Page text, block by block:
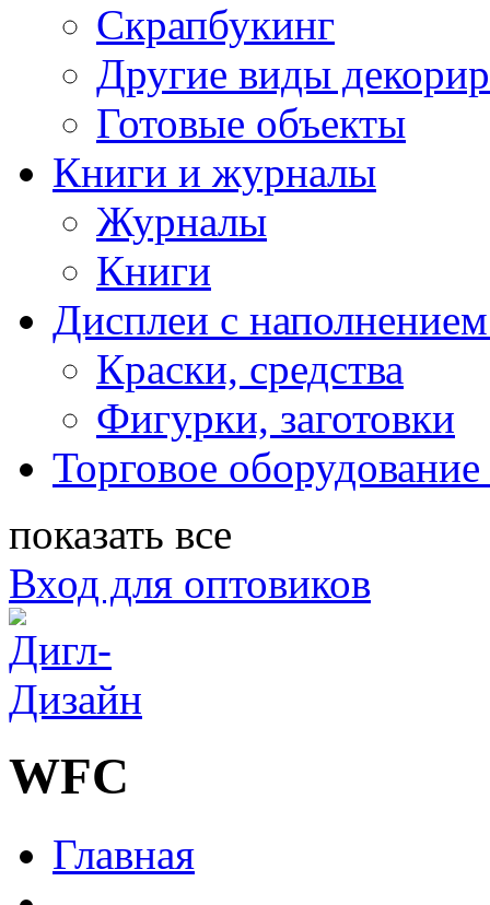
Скрапбукинг
Другие виды
Готовые объекты
Книги и журналы
Журналы
Книги
Дисплеи с
Краски, средства
Фигурки, заготовки
Торговое
показать все
Вход для оптовиков
WFC
Главная